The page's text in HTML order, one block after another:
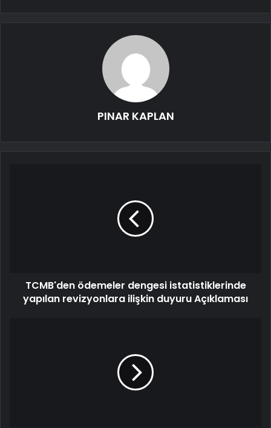
PINAR KAPLAN
TCMB'den ödemeler dengesi istatistiklerinde
yapılan revizyonlara ilişkin duyuru Açıklaması